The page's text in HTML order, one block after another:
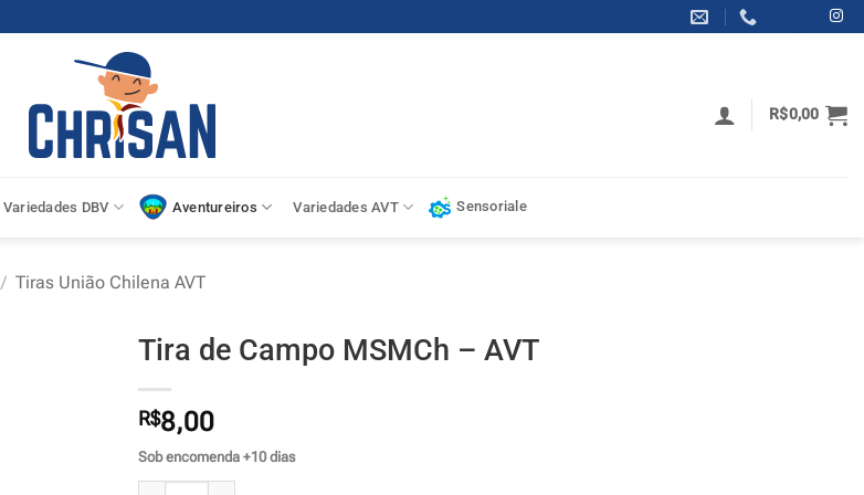
R$0,00
Variedades DBV Aventureiros Variedades AVT Sensoriale
/ Tiras União Chilena AVT
Tira de Campo MSMCh – AVT
R$8,00
Sob encomenda +10 dias